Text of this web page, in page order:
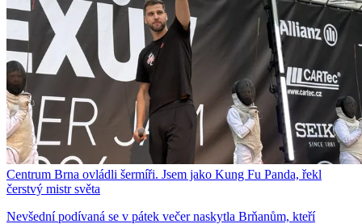
Centrum Brna ovládli šermíři. Jsem jako Kung Fu Panda, řekl
čerstvý mistr světa
Nevšední podívaná se v pátek večer naskytla Brňanům, kteří